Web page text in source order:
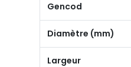
Gencod
Diamètre (mm)
Largeur